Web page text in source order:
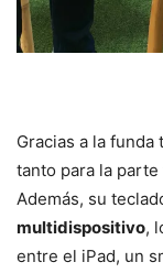
Gracias a la
tanto para la
Además, su
multidispositivo,
entre el iPad, un